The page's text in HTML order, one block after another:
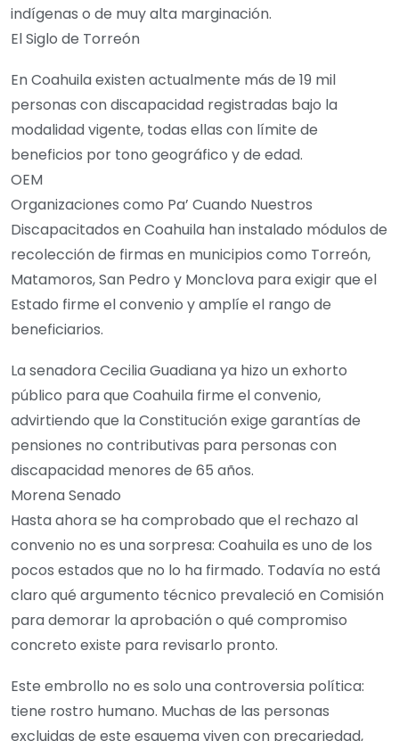
indígenas o de muy alta marginación.
El Siglo de Torreón
En Coahuila existen actualmente más de 19 mil
personas con discapacidad registradas bajo la
modalidad vigente, todas ellas con límite de
beneficios por tono geográfico y de edad.
OEM
Organizaciones como Pa’ Cuando Nuestros
Discapacitados en Coahuila han instalado módulos de
recolección de firmas en municipios como Torreón,
Matamoros, San Pedro y Monclova para exigir que el
Estado firme el convenio y amplíe el rango de
beneficiarios.
La senadora Cecilia Guadiana ya hizo un exhorto
público para que Coahuila firme el convenio,
advirtiendo que la Constitución exige garantías de
pensiones no contributivas para personas con
discapacidad menores de 65 años.
Morena Senado
Hasta ahora se ha comprobado que el rechazo al
convenio no es una sorpresa: Coahuila es uno de los
pocos estados que no lo ha firmado. Todavía no está
claro qué argumento técnico prevaleció en Comisión
para demorar la aprobación o qué compromiso
concreto existe para revisarlo pronto.
Este embrollo no es solo una controversia política:
tiene rostro humano. Muchas de las personas
excluidas de este esquema viven con precariedad,